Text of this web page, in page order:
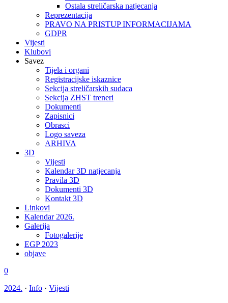
Ostala streličarska natjecanja
Reprezentacija
PRAVO NA PRISTUP INFORMACIJAMA
GDPR
Vijesti
Klubovi
Savez
Tijela i organi
Registracijske iskaznice
Sekcija streličarskih sudaca
Sekcija ZHST treneri
Dokumenti
Zapisnici
Obrasci
Logo saveza
ARHIVA
3D
Vijesti
Kalendar 3D natjecanja
Pravila 3D
Dokumenti 3D
Kontakt 3D
Linkovi
Kalendar 2026.
Galerija
Fotogalerije
EGP 2023
objave
0
2024. · Info · Vijesti